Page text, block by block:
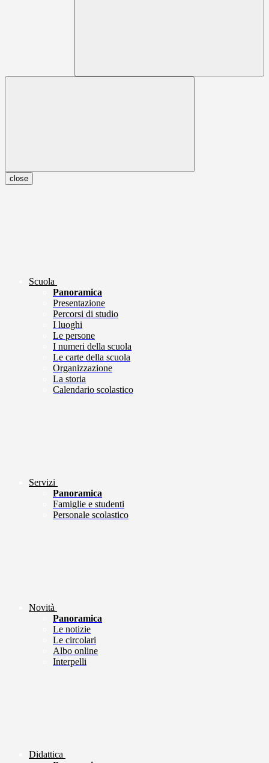
close
Scuola
Panoramica
Presentazione
Percorsi di studio
I luoghi
Le persone
I numeri della scuola
Le carte della scuola
Organizzazione
La storia
Calendario scolastico
Servizi
Panoramica
Famiglie e studenti
Personale scolastico
Novità
Panoramica
Le notizie
Le circolari
Albo online
Interpelli
Didattica